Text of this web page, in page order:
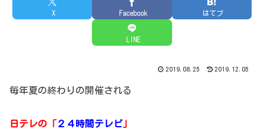
X Facebook はてブ
LINE
2019.08.25 2019.12.05
毎年夏の終わりの開催される
日テレの「 ２４時間テレビ